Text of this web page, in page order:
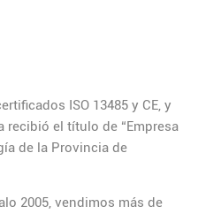
ISO 13485 y CE, y
recibió el título de “Empresa
de la Provincia de
2005, vendimos más de